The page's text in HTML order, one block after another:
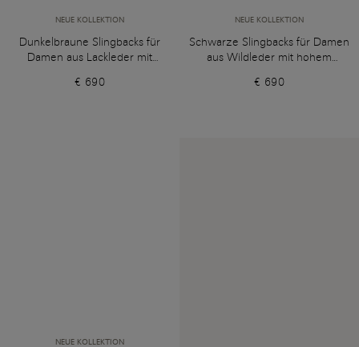
NEUE KOLLEKTION
Dunkelbraune Slingbacks für
Damen aus Lackleder mit
€ 690
NEUE KOLLEKTION
Schwarze Slingbacks für Damen
aus Wildleder mit hohem
€ 690
NEUE KOLLEKTION